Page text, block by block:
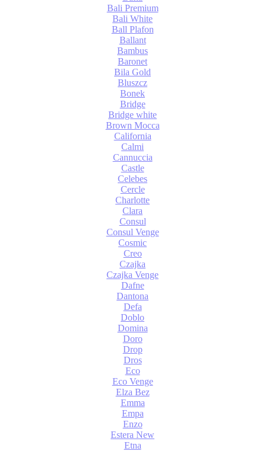
Bali Premium
Bali White
Ball Plafon
Ballant
Bambus
Baronet
Bila Gold
Bluszcz
Bonek
Bridge
Bridge white
Brown Mocca
California
Calmi
Cannuccia
Castle
Celebes
Cercle
Charlotte
Clara
Consul
Consul Venge
Cosmic
Creo
Czajka
Czajka Venge
Dafne
Dantona
Defa
Doblo
Domina
Doro
Drop
Dros
Eco
Eco Venge
Elza Bez
Emma
Empa
Enzo
Estera New
Etna